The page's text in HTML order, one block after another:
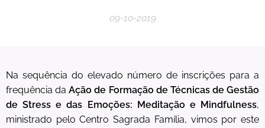
09-10-2019
Na sequência do elevado número de inscrições para a
frequência daAção de Formação de Técnicas de Gestão
de Stress e das Emoções: Meditação e Mindfulness,
ministrado pelo Centro Sagrada Família, vimos por este